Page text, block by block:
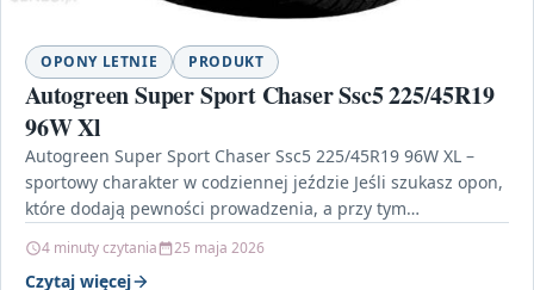
OPONY LETNIE PRODUKT
Autogreen Super Sport Chaser Ssc5 225/45R19
96W Xl
Autogreen Super Sport Chaser Ssc5 225/45R19 96W XL –
sportowy charakter w codziennej jeździe Jeśli szukasz opon,
które dodają pewności prowadzenia, a przy tym…
4 minuty czytania 25 maja 2026
Czytaj więcej